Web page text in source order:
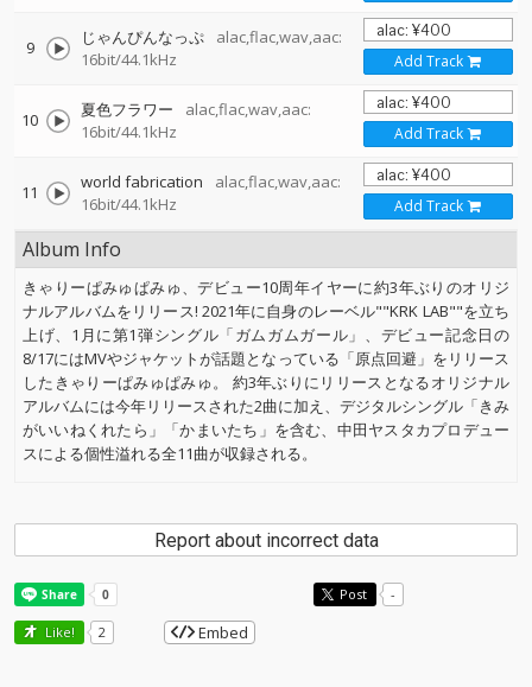
9 じゃんぴんなっぷ
alac,flac,wav,aac:
16bit/44.1kHz
Add Track
10 夏色フラワー
alac,flac,wav,aac:
16bit/44.1kHz
Add Track
11 world fabrication
alac,flac,wav,aac:
16bit/44.1kHz
Add Track
Album Info
きゃりーぱみゅぱみゅ、デビュー10周年イヤーに約3年ぶりのオリジ
ナルアルバムをリリース! 2021年に自身のレーベル""KRK LAB""を立ち
上げ、1月に第1弾シングル「ガムガムガール」、デビュー記念日の
8/17にはMVやジャケットが話題となっている「原点回避」をリリース
したきゃりーぱみゅぱみゅ。 約3年ぶりにリリースとなるオリジナル
アルバムには今年リリースされた2曲に加え、デジタルシングル「きみ
がいいねくれたら」「かまいたち」を含む、中田ヤスタカプロデュー
スによる個性溢れる全11曲が収録される。
Report about incorrect data
Post -
Like! 2 Embed